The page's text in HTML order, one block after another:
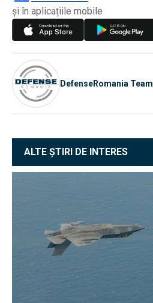
și în aplicațiile mobile
DefenseRomania Team
ALTE ȘTIRI DE INTERES